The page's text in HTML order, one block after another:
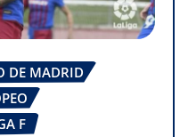
DE MADRID
F